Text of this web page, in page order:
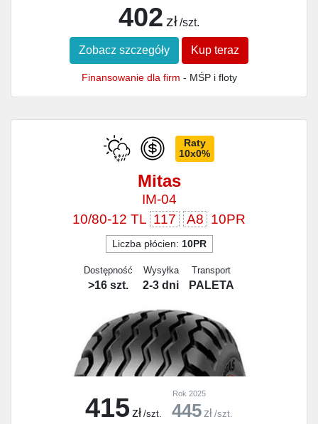
402 zł /szt.
Zobacz szczegóły Kup teraz
Finansowanie dla firm - MŚP i floty
Raty
10x0%
Mitas
IM-04
10/80-12 TL 117 A8 10PR
Liczba płócien: 10PR
Dostępność
>16 szt.
Wysyłka
2-3 dni
Transport
PALETA
415 zł /szt.
Rok 2025
445 zł /szt.